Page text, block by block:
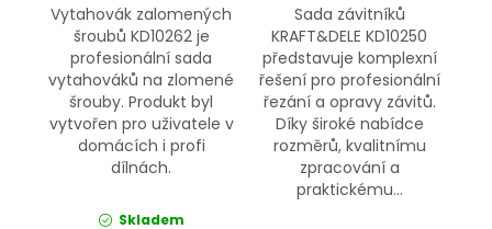
Vytahovák zalomených
šroubů KD10262 je
profesionální sada
vytahováků na zlomené
šrouby. Produkt byl
vytvořen pro uživatele v
domácích i profi
dílnách.
Skladem
Sada závitníků
KRAFT&DELE KD10250
představuje komplexní
řešení pro profesionální
řezání a opravy závitů.
Díky široké nabídce
rozměrů, kvalitnímu
zpracování a
praktickému...